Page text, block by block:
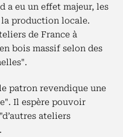
a eu un effet majeur, les
production locale.
de France à
bois massif selon des
patron revendique une
Il espère pouvoir
ateliers